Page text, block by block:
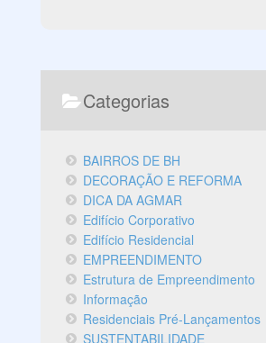
Categorias
BAIRROS DE BH
DECORAÇÃO E REFORMA
DICA DA AGMAR
Edifício Corporativo
Edifício Residencial
EMPREENDIMENTO
Estrutura de Empreendimento
Informação
Residenciais Pré-Lançamentos
SUSTENTABILIDADE